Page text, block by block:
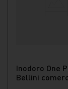
Inodoro One
Bellini